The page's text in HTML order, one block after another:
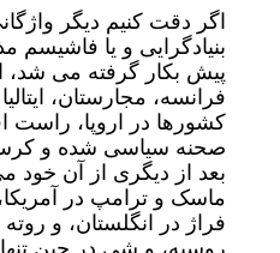
اگر دقت کنیم دیگر
بنیادگرایی و یا فاشیسم
پیش بکار گرفته می شد،
فرانسه، مجارستان،
کشورها در اروپا، راست
صحنه سیاسی شده و
بعد از دیگری از آن خود
ماسک و ترامپ در
فراژ در انگلستان، و روته
روسیه، و شی در چین تنها